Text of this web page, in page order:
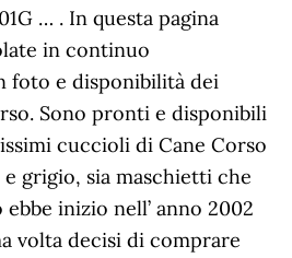
… . In questa pagina
in continuo
foto e disponibilità dei
Sono pronti e disponibili
cuccioli di Cane Corso
grigio, sia maschietti che
inizio nell’ anno 2002
volta decisi di comprare